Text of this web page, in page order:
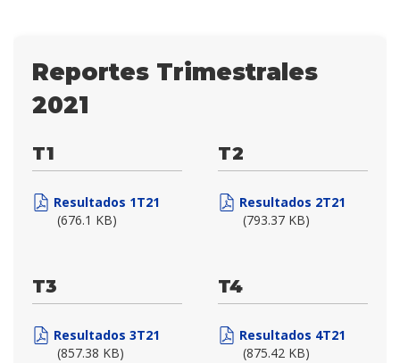
Reportes Trimestrales
2021
T1
Resultados 1T21
(676.1 KB)
T2
Resultados 2T21
(793.37 KB)
T3
Resultados 3T21
(857.38 KB)
T4
Resultados 4T21
(875.42 KB)